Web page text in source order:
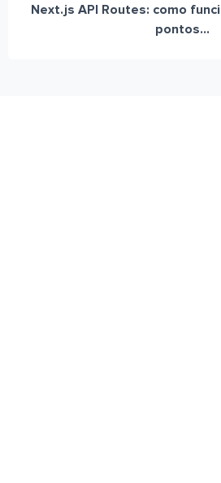
Next.js API Routes: como
pontos...